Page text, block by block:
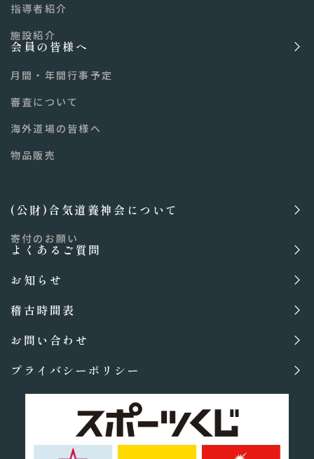
指導者紹介
施設紹介
会員の皆様へ
月間・年間行事予定
審査について
海外道場の皆様へ
物品販売
(公財)合気道養神会について
寄付のお願い
よくあるご質問
お知らせ
稽古時間表
お問い合わせ
プライバシーポリシー